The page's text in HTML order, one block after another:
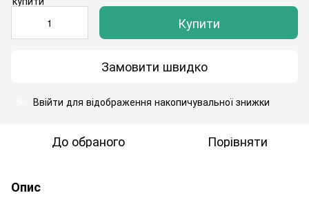
Купити
Замовити швидко
Ввійти для відображення накопичувальної знижки
До обраного Порівняти
Опис